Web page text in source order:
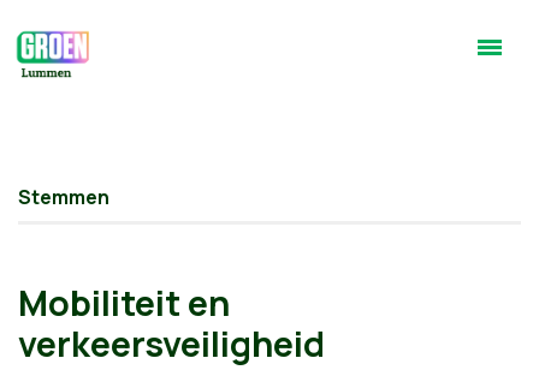
Stemmen
Mobiliteit en
verkeersveiligheid